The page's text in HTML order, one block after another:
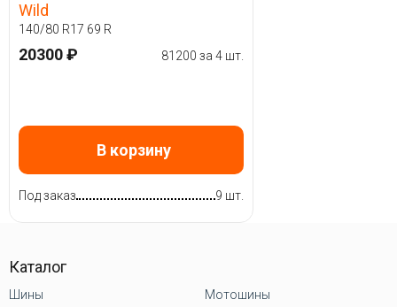
Wild
140/80 R17 69 R
20300 ₽ 81200 за 4 шт.
В корзину
Под заказ 9 шт.
Каталог
Шины
Мотошины